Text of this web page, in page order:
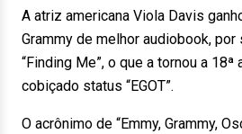
A atriz americana Viola Davis
Grammy de melhor audiobook, por
“Finding Me”, o que a tornou a 18ª
cobiçado status “EGOT”.
O acrônimo de “Emmy, Grammy,